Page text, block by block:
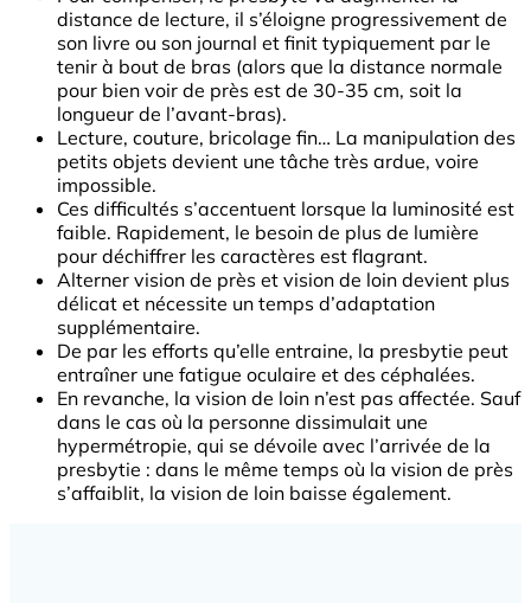
distance de lecture, il s’éloigne progressivement de
son livre ou son journal et finit typiquement par le
tenir à bout de bras (alors que la distance normale
pour bien voir de près est de 30-35 cm, soit la
longueur de l’avant-bras).
Lecture, couture, bricolage fin… La manipulation des
petits objets devient une tâche très ardue, voire
impossible.
Ces difficultés s’accentuent lorsque la luminosité est
faible. Rapidement, le besoin de plus de lumière
pour déchiffrer les caractères est flagrant.
Alterner vision de près et vision de loin devient plus
délicat et nécessite un temps d’adaptation
supplémentaire.
De par les efforts qu’elle entraine, la presbytie peut
entraîner une fatigue oculaire et des céphalées.
En revanche, la vision de loin n’est pas affectée. Sauf
dans le cas où la personne dissimulait une
hypermétropie, qui se dévoile avec l’arrivée de la
presbytie : dans le même temps où la vision de près
s’affaiblit, la vision de loin baisse également.